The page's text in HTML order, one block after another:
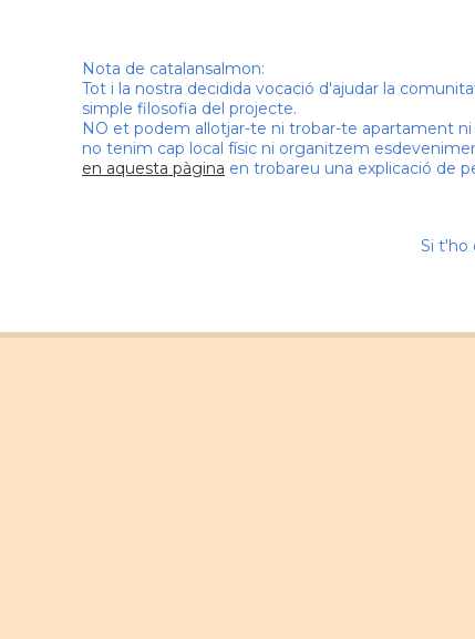
Nota de catalansalmon:
Tot i la nostra decidida vocació d'ajudar la
simple filosofia del projecte.
NO et podem allotjar-te ni trobar-te apartament
no tenim cap local físic ni organitzem
en aquesta pàgina en trobareu una explicació de
Si t'ho